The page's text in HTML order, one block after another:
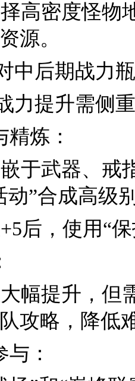
高密度怪物
源。
中后期战力
力提升需侧
炼：
于武器、戒
动”合成高级
后，使用“
幅提升，但
攻略，降低
：